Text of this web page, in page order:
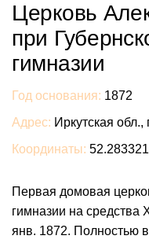
Церковь
при
гимназии
Год основания: 1872
Адрес: Иркутская обл.,
Координаты:
Первая домовая
гимназии на
янв. 1872. Полностью